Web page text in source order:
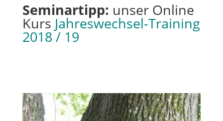
Seminartipp: unser Online
Kurs Jahreswechsel-Training
2018 / 19